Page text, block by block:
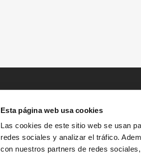
Esta página web usa cookies
Las cookies de este sitio web se usan
redes sociales y analizar el tráfico.
con nuestros partners de redes